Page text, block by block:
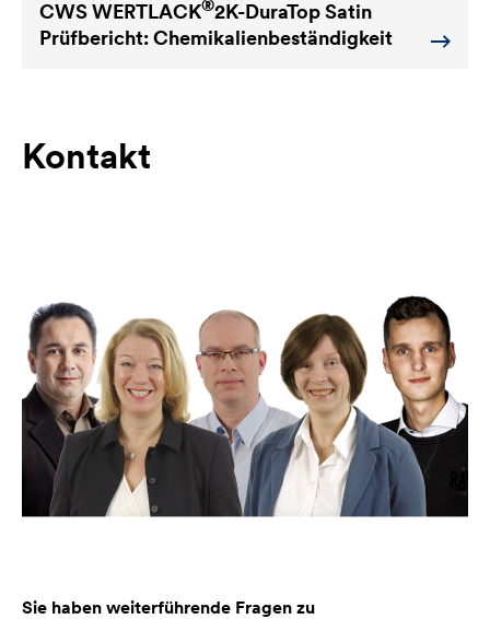
CWS WERTLACK®2K-DuraTop Satin
Prüfbericht: Chemikalienbeständigkeit
Kontakt
Sie haben weiterführende Fragen zu